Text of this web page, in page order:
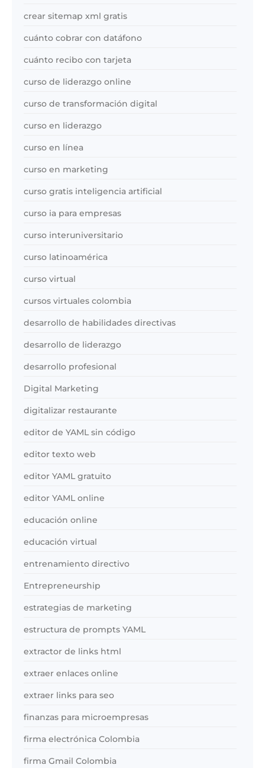
crear sitemap xml gratis
cuánto cobrar con datáfono
cuánto recibo con tarjeta
curso de liderazgo online
curso de transformación digital
curso en liderazgo
curso en línea
curso en marketing
curso gratis inteligencia artificial
curso ia para empresas
curso interuniversitario
curso latinoamérica
curso virtual
cursos virtuales colombia
desarrollo de habilidades directivas
desarrollo de liderazgo
desarrollo profesional
Digital Marketing
digitalizar restaurante
editor de YAML sin código
editor texto web
editor YAML gratuito
editor YAML online
educación online
educación virtual
entrenamiento directivo
Entrepreneurship
estrategias de marketing
estructura de prompts YAML
extractor de links html
extraer enlaces online
extraer links para seo
finanzas para microempresas
firma electrónica Colombia
firma Gmail Colombia